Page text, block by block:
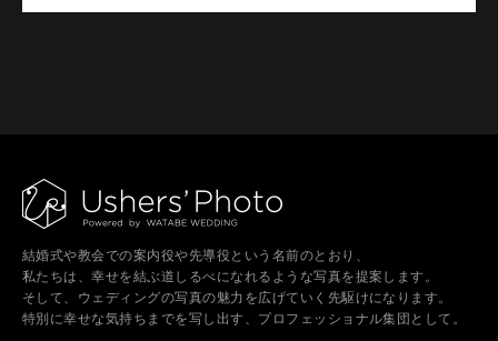
結婚式や教会での案内役や先導役という名前のとおり、
私たちは、幸せを結ぶ道しるべになれるような写真を提案します。
そして、ウェディングの写真の魅力を広げていく先駆けになります。
特別に幸せな気持ちまでを写し出す、プロフェッショナル集団として。